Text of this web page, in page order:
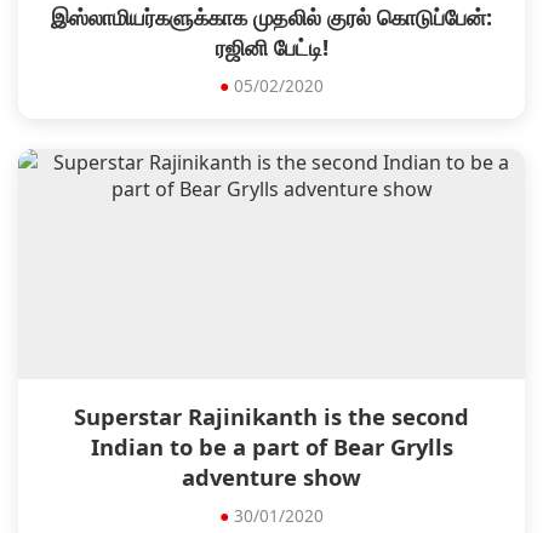
இஸ்லாமியர்களுக்காக முதலில் குரல் கொடுப்பேன்:
ரஜினி பேட்டி!
● 05/02/2020
Superstar Rajinikanth is the second
Indian to be a part of Bear Grylls
adventure show
● 30/01/2020